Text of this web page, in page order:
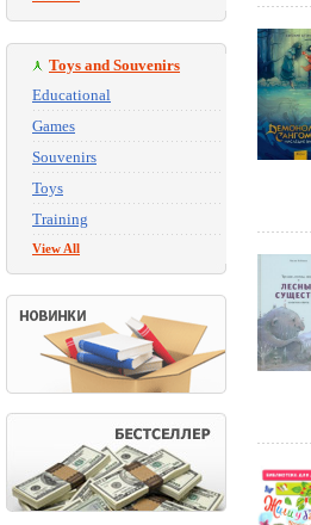
Toys and Souvenirs
Educational
Games
Souvenirs
Toys
Training
View All